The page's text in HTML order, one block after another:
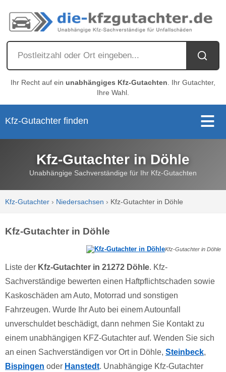
Ihr Recht auf ein unabhängiges Kfz-Gutachten . Ihr Gutachter,
Ihre Wahl.
Kfz-Gutachter finden
Kfz-Gutachter in Döhle
Unabhängige Sachverständige für Ihr Kfz-Gutachten
Kfz-Gutachter › Niedersachsen › Kfz-Gutachter in Döhle
Kfz-Gutachter in Döhle
Kfz-Gutachter in Döhle
Liste der Kfz-Gutachter in 21272 Döhle. Kfz-
Sachverständige bewerten einen Haftpflichtschaden sowie
Kaskoschäden am Auto, Motorrad und sonstigen
Fahrzeugen. Wurde Ihr Auto bei einem Autounfall
unverschuldet beschädigt, dann nehmen Sie Kontakt zu
einem unabhängigen KFZ-Gutachter auf. Wenden Sie sich
an einen Sachverständigen vor Ort in Döhle, Steinbeck,
Bispingen oder Hanstedt. Unabhängige Kfz-Gutachter